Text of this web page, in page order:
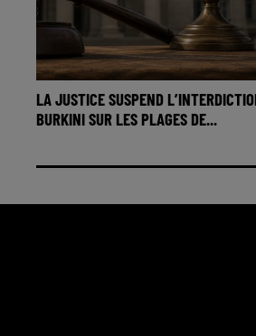
LA JUSTICE SUSPEND
BURKINI SUR LES PLAGES DE...